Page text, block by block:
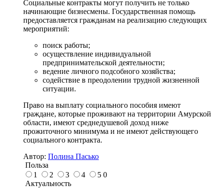
Социальные контракты могут получить не только
начинающие бизнесмены. Государственная помощь
предоставляется гражданам на реализацию следующих
мероприятий:
поиск работы;
осуществление индивидуальной
предпринимательской деятельности;
ведение личного подсобного хозяйства;
содействие в преодолении трудной жизненной
ситуации.
Право на выплату социального пособия имеют
граждане, которые проживают на территории Амурской
области, имеют среднедушевой доход ниже
прожиточного минимума и не имеют действующего
социального контракта.
Автор: Полина Пасько
Польза
1
2 3 4 5 0
Актуальность